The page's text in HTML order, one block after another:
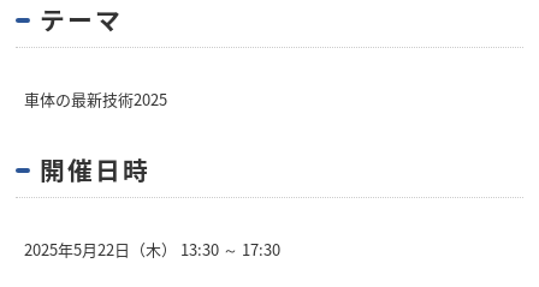
テーマ
車体の最新技術2025
開催日時
2025年5月22日（木） 13:30 ～ 17:30